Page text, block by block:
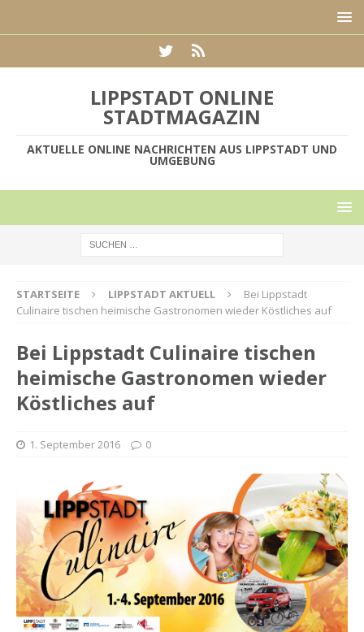
LIPPSTADT ONLINE
STADTMAGAZIN
AKTUELLE ONLINE NACHRICHTEN AUS LIPPSTADT UND
UMGEBUNG
STARTSEITE LIPPSTADT AKTUELL
Bei Lippstadt
Culinaire tischen heimische Gastronomen wieder Köstliches auf
Bei Lippstadt Culinaire tischen
heimische Gastronomen wieder
Köstliches auf
1. September 2016 0